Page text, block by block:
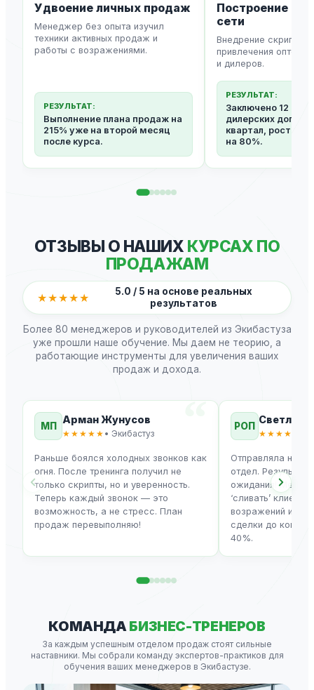
Удвоение личных продаж
Менеджер без опыта изучил
техники активных продаж и
работы с возражениями.
РЕЗУЛЬТАТ:
Выполнение плана продаж на
215% уже на второй месяц
после курса.
Построение
сети
Внедрение скриптов
привлечения
и дилеров.
РЕЗУЛЬТАТ:
Заключено 12
дилерских
квартал, рост
на 80%.
ОТЗЫВЫ О НАШИХ КУРСАХ ПО
ПРОДАЖАМ
★★★★★
5.0 / 5 на основе реальных
результатов
Более 80 менеджеров и руководителей из Экибастуза
уже прошли наше обучение. Мы даем не теорию, а
работающие инструменты для увеличения ваших
продаж и дохода.
МП
Арман Жунусов
★★★★★ • Экибастуз
Раньше боялся холодных звонков как
огня. После тренинга получил не
только скрипты, но и уверенность.
Теперь каждый звонок — это
возможность, а не стресс. План
продаж перевыполняю!
РОП
★★★★★
Отправляла на
отдел. Результат
ожидания!
‘сливать’
возражений и
сделки до конца.
40%.
КОМАНДАБИЗНЕС-ТРЕНЕРОВ
За каждым успешным отделом продаж стоят сильные
наставники. Мы собрали команду экспертов-практиков для
обучения ваших менеджеров в Экибастузе.